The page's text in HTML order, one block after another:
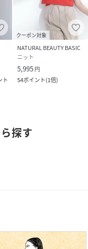
ト
クーポン対象
NATURAL BEAUTY BASIC
ニット
5,995円
54ポイント(1倍)
探す